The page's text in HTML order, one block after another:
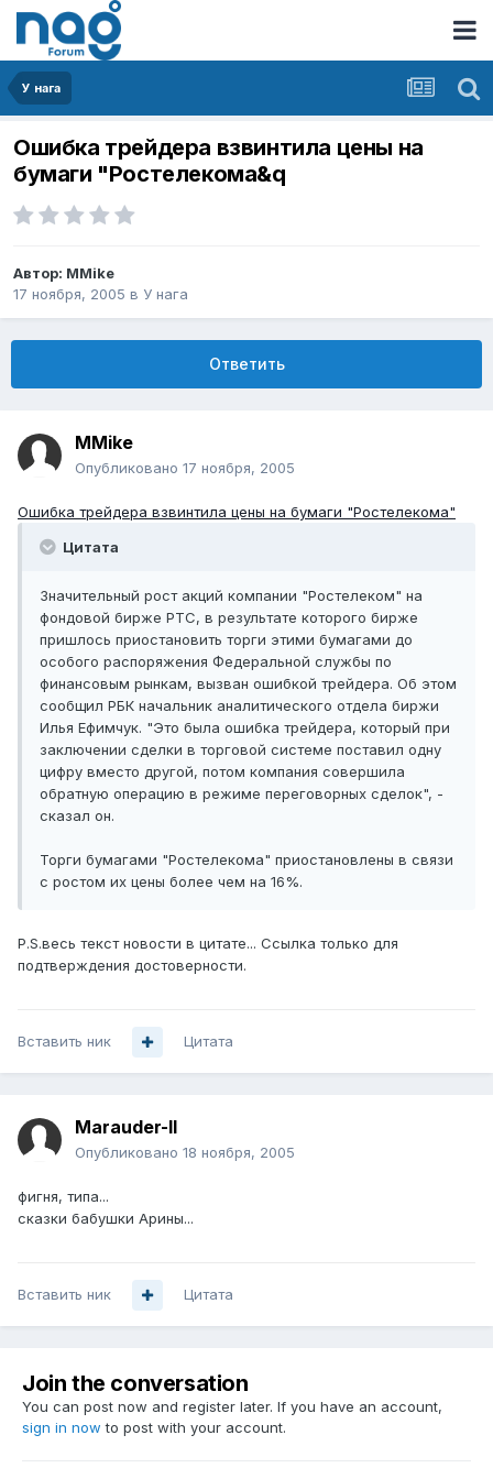
У нага
Ошибка трейдера взвинтила цены на
бумаги "Ростелекома&q
Автор: MMike
17 ноября, 2005 в У нага
Ответить
MMike
Опубликовано 17 ноября, 2005
Ошибка трейдера взвинтила цены на бумаги "Ростелекома"
Цитата
Значительный рост акций компании "Ростелеком" на
фондовой бирже РТС, в результате которого бирже
пришлось приостановить торги этими бумагами до
особого распоряжения Федеральной службы по
финансовым рынкам, вызван ошибкой трейдера. Об этом
сообщил РБК начальник аналитического отдела биржи
Илья Ефимчук. "Это была ошибка трейдера, который при
заключении сделки в торговой системе поставил одну
цифру вместо другой, потом компания совершила
обратную операцию в режиме переговорных сделок", -
сказал он.
Торги бумагами "Ростелекома" приостановлены в связи
с ростом их цены более чем на 16%.
P.S.весь текст новости в цитате... Ссылка только для
подтверждения достоверности.
Вставить ник Цитата
Marauder-II
Опубликовано 18 ноября, 2005
фигня, типа...
сказки бабушки Арины...
Вставить ник Цитата
Join the conversation
You can post now and register later. If you have an account,
sign in now to post with your account.